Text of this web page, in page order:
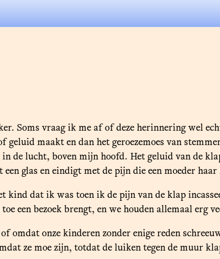
Soms vraag ik me af of deze herinnering wel
maakt en dan het geroezemoes van
de lucht, boven mijn hoofd. Het geluid van de
glas en eindigt met de pijn die een moeder
kind dat ik was toen ik de pijn van de klap
een bezoek brengt, en we houden allemaal erg
onze kinderen zonder enige reden
ze moe zijn, totdat de luiken tegen de muur